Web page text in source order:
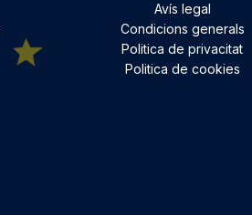
Avís legal
Condicions generals
Politica de privacitat
Politica de cookies